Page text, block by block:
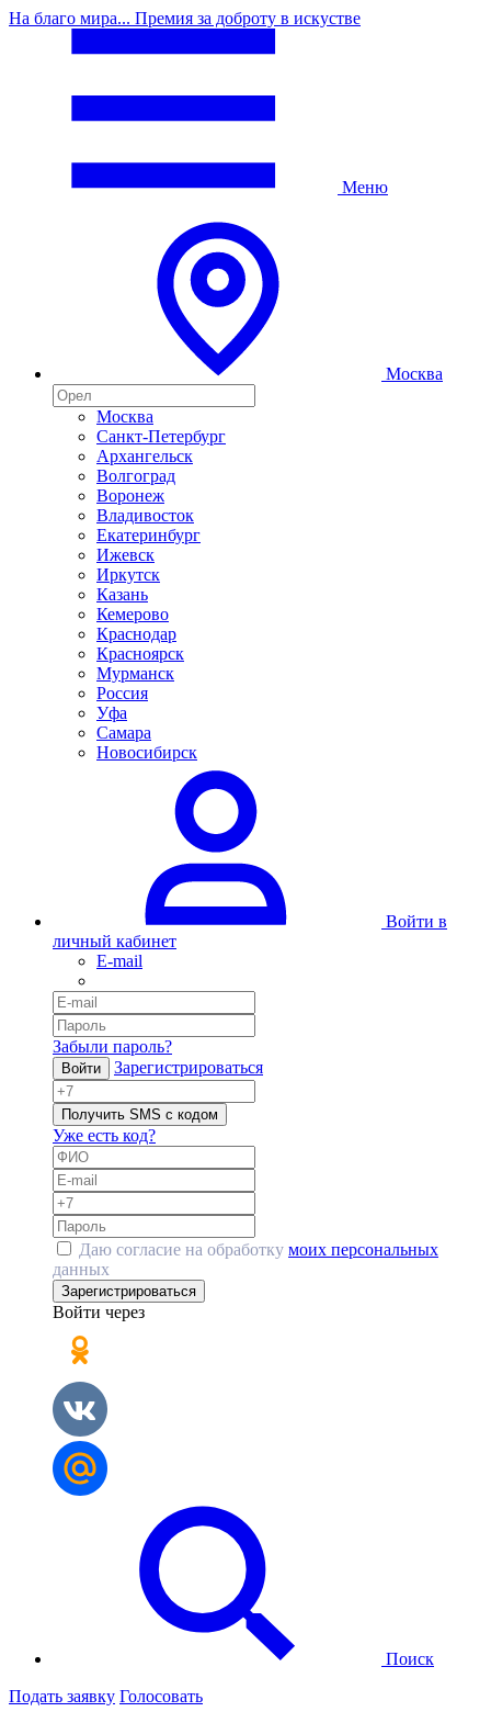
На благо мира... Премия за доброту в искустве
Меню
Москва
Москва
Санкт-Петербург
Архангельск
Волгоград
Воронеж
Владивосток
Екатеринбург
Ижевск
Иркутск
Казань
Кемерово
Краснодар
Красноярск
Мурманск
Россия
Уфа
Самара
Новосибирск
Войти в
личный кабинет
E-mail
Забыли пароль?
Войти Зарегистрироваться
Получить SMS с кодом
Уже есть код?
Даю согласие на обработку моих персональных
данных
Зарегистрироваться
Войти через
Поиск
Подать заявку Голосовать